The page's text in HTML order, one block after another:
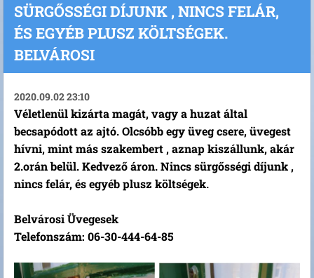
SÜRGŐSSÉGI DÍJUNK , NINCS FELÁR,
ÉS EGYÉB PLUSZ KÖLTSÉGEK.
BELVÁROSI
2020.09.02 23:10
Véletlenül kizárta magát, vagy a huzat által
becsapódott az ajtó. Olcsóbb egy üveg csere, üvegest
hívni, mint más szakembert , aznap kiszállunk, akár
2.orán belül. Kedvező áron. Nincs sürgősségi díjunk ,
nincs felár, és egyéb plusz költségek.
Belvárosi Üvegesek
Telefonszám: 06-30-444-64-85